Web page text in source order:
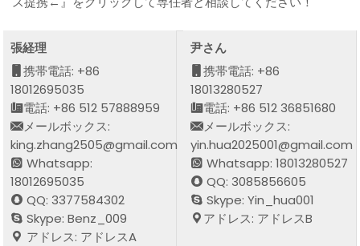
張経理
携帯電話: +86
18012695035
電話: +86 512 57888959
メールボックス:
king.zhang2505@gmail.com
Whatsapp:
18012695035
QQ: 3377584302
Skype: Benz_009
アドレス: アドレスA
尹さん
携帯電話: +86
18013280527
電話: +86 512 36851680
メールボックス:
yin.hua2025001@gmail.com
Whatsapp: 18013280527
QQ: 3085856605
Skype: Yin_hua001
アドレス: アドレスB